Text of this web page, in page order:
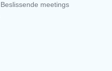
Beslissende meetings